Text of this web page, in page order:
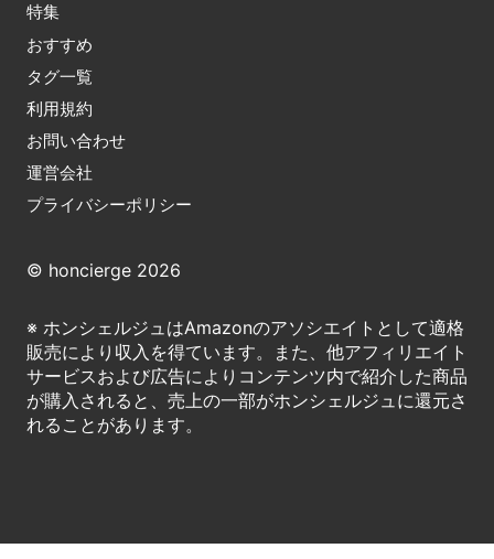
特集
おすすめ
タグ一覧
利用規約
お問い合わせ
運営会社
プライバシーポリシー
© honcierge 2026
※ ホンシェルジュはAmazonのアソシエイトとして適格
販売により収入を得ています。また、他アフィリエイト
サービスおよび広告によりコンテンツ内で紹介した商品
が購入されると、売上の一部がホンシェルジュに還元さ
れることがあります。